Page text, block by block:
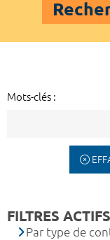
Mots-clés :
FILTRES ACTIFS
Par type de